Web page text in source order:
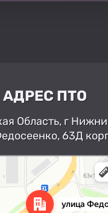
АДРЕС ПТО
Область, г
63Д
Нижний Новгород
Улица